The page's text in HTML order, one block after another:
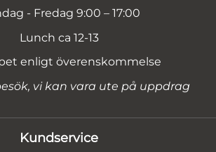
- Fredag 9:00 – 17:00
Lunch ca 12-13
enligt överenskommelse
vi kan vara ute på uppdrag
Kundservice